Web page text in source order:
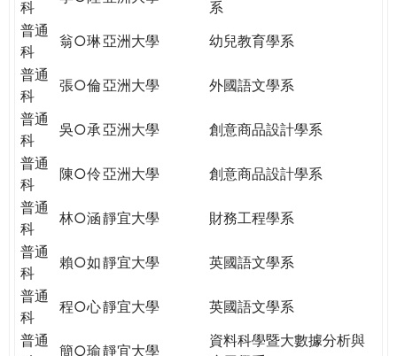
科
系
普通
科
翁○琳亞洲大學
幼兒教育學系
普通
科
張○倫亞洲大學
外國語文學系
普通
科
吳○承亞洲大學
創意商品設計學系
普通
科
陳○伶亞洲大學
創意商品設計學系
普通
科
林○涵靜宜大學
財務工程學系
普通
科
賴○如靜宜大學
英國語文學系
普通
科
程○心靜宜大學
英國語文學系
普通
簡○瑜靜宜大學
資料科學暨大數據分析與